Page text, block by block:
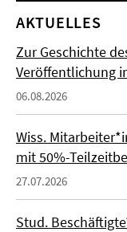
AKTUELLES
Zur Geschichte
Veröffentlichung
06.08.2026
Wiss.
mit 50%-
27.07.2026
Stud.